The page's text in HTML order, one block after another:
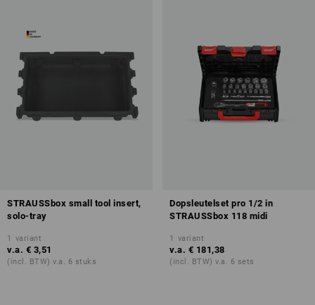
STRAUSSbox small tool insert,
solo-tray
1 variant
v.a. € 3,51
(incl. BTW) v.a. 6 stuks
Dopsleutelset pro 1/2 in
STRAUSSbox 118 midi
1 variant
v.a. € 181,38
(incl. BTW) v.a. 6 sets